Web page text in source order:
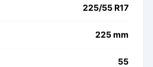
225/55 R17
225 mm
55